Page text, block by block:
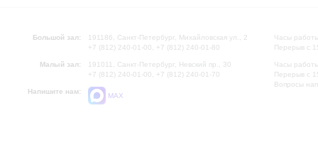
Большой зал:
191186, Санкт-Петербург, Михайловская ул., 2
+7 (812) 240-01-00, +7 (812) 240-01-80
Малый зал:
191011, Санкт-Петербург, Невский пр., 30
+7 (812) 240-01-00, +7 (812) 240-01-70
Напишите нам:
MAX
Часы
Перерыв с
Часы
Перерыв с
Вопросы